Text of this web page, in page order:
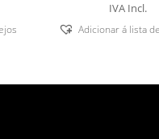
IVA Incl.
Adicionar á lista